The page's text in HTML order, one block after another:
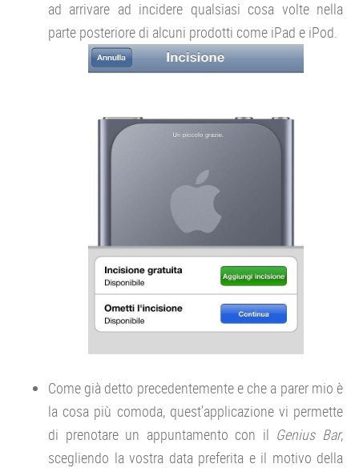
ad arrivare ad incidere qualsiasi cosa volte nella
parte posteriore di alcuni prodotti come iPad e iPod.
Come già detto precedentemente e che a parer mio è
la cosa più comoda, quest’applicazione vi permette
di prenotare un appuntamento con il Genius Bar,
scegliendo la vostra data preferita e il motivo della